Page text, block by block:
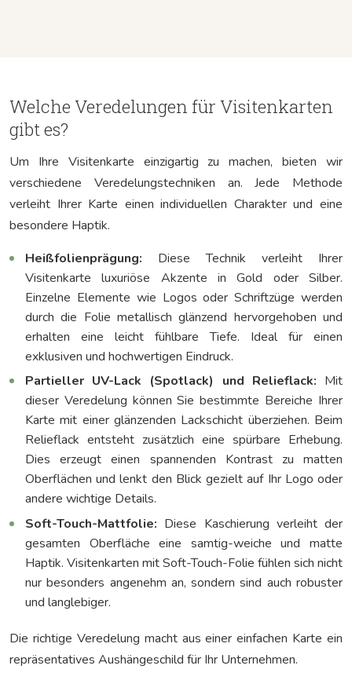
Welche Veredelungen für Visitenkarten
gibt es?
Um Ihre Visitenkarte einzigartig zu machen, bieten wir
verschiedene Veredelungstechniken an. Jede Methode
verleiht Ihrer Karte einen individuellen Charakter und eine
besondere Haptik.
Heißfolienprägung: Diese Technik verleiht Ihrer
Visitenkarte luxuriöse Akzente in Gold oder Silber.
Einzelne Elemente wie Logos oder Schriftzüge werden
durch die Folie metallisch glänzend hervorgehoben und
erhalten eine leicht fühlbare Tiefe. Ideal für einen
exklusiven und hochwertigen Eindruck.
Partieller UV-Lack (Spotlack) und Relieflack: Mit
dieser Veredelung können Sie bestimmte Bereiche Ihrer
Karte mit einer glänzenden Lackschicht überziehen. Beim
Relieflack entsteht zusätzlich eine spürbare Erhebung.
Dies erzeugt einen spannenden Kontrast zu matten
Oberflächen und lenkt den Blick gezielt auf Ihr Logo oder
andere wichtige Details.
Soft-Touch-Mattfolie: Diese Kaschierung verleiht der
gesamten Oberfläche eine samtig-weiche und matte
Haptik. Visitenkarten mit Soft-Touch-Folie fühlen sich nicht
nur besonders angenehm an, sondern sind auch robuster
und langlebiger.
Die richtige Veredelung macht aus einer einfachen Karte ein
repräsentatives Aushängeschild für Ihr Unternehmen.